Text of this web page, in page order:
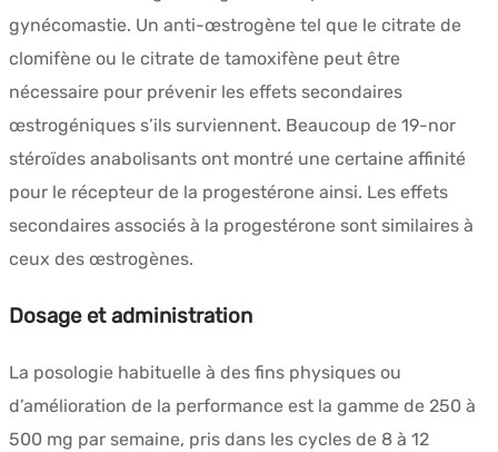
gynécomastie. Un anti-œstrogène tel que le citrate de
clomifène ou le citrate de tamoxifène peut être
nécessaire pour prévenir les effets secondaires
œstrogéniques s’ils surviennent. Beaucoup de 19-nor
stéroïdes anabolisants ont montré une certaine affinité
pour le récepteur de la progestérone ainsi. Les effets
secondaires associés à la progestérone sont similaires à
ceux des œstrogènes.
Dosage et administration
La posologie habituelle à des fins physiques ou
d’amélioration de la performance est la gamme de 250 à
500 mg par semaine, pris dans les cycles de 8 à 12